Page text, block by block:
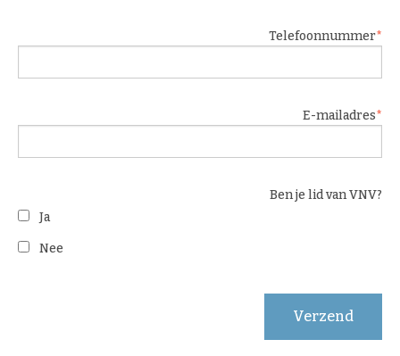
Telefoonnummer
E-mailadres
Ben je lid van VNV?
Ja
Nee
Verzend